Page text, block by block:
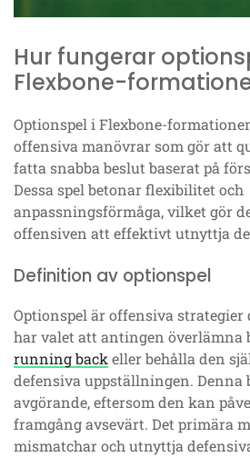
Hur fungerar
Flexbone-
Optionspel i Flexbone-
offensiva manövrar som gör att
fatta snabba beslut baserat på
Dessa spel betonar flexibilitet och
anpassningsförmåga, vilket gör
offensiven att effektivt utnyttja
Definition av optionspel
Optionspel är offensiva strategier
har valet att antingen överlämna
running back eller behålla den
defensiva uppställningen. Denna
avgörande, eftersom den kan
framgång avsevärt. Det primära
mismatchar och utnyttja